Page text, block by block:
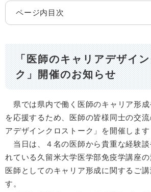
ページ内目次
「医師のキャリアデザイ
ク」開催のお知らせ
県では県内で働く医師のキャリア形
を応援するため、医師の皆様同士の交
アデザインクロストーク」を開催します
当日は、４名の医師から貴重な経験談
れている久留米大学医学部免疫学講座
医師としてのキャリア形成に関するご
す。